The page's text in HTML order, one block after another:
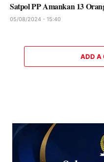
Satpol PP Amankan 13
05/08/2024 - 15:40
ADD A